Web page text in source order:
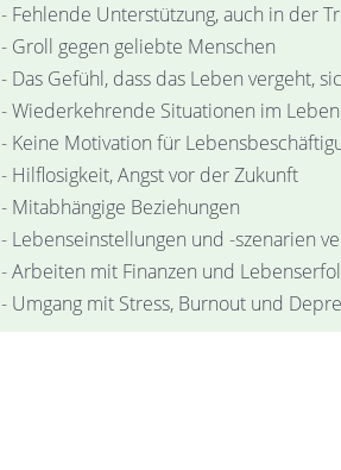
- Fehlende Unterstützung, auch in der
- Groll gegen geliebte Menschen
- Das Gefühl, dass das Leben vergeht,
- Wiederkehrende Situationen im Leben
- Keine Motivation für
- Hilflosigkeit, Angst vor der Zukunft
- Mitabhängige Beziehungen
- Lebenseinstellungen und -szenarien
- Arbeiten mit Finanzen und
- Umgang mit Stress, Burnout und